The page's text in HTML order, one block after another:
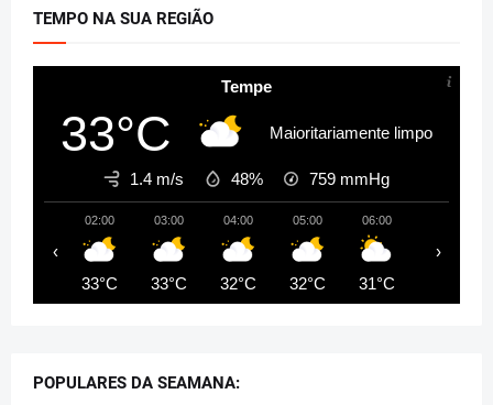
TEMPO NA SUA REGIÃO
Tempe
33°C Maioritariamente limpo
1.4 m/s 48% 759 mmHg
02:00
33°C
03:00
33°C
04:00
32°C
05:00
32°C
06:00
31°C
‹ ›
POPULARES DA SEAMANA: